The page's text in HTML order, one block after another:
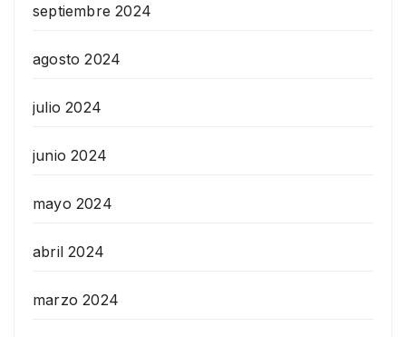
septiembre 2024
agosto 2024
julio 2024
junio 2024
mayo 2024
abril 2024
marzo 2024